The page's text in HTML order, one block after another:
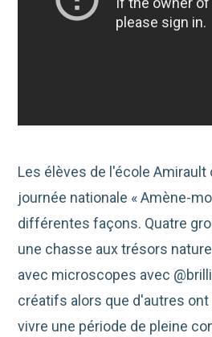
Les élèves de l'école Amirault
journée nationale « Amène-
différentes façons. Quatre
une chasse aux trésors
avec microscopes avec
créatifs alors que d'autres ont
vivre une période de pleine